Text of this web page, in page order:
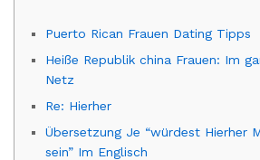
Puerto Rican Frauen Dating Tipps
Heiße Republik china Frauen: Im
Netz
Re: Hierher
Übersetzung Je “würdest Hierher
sein” Im Englisch